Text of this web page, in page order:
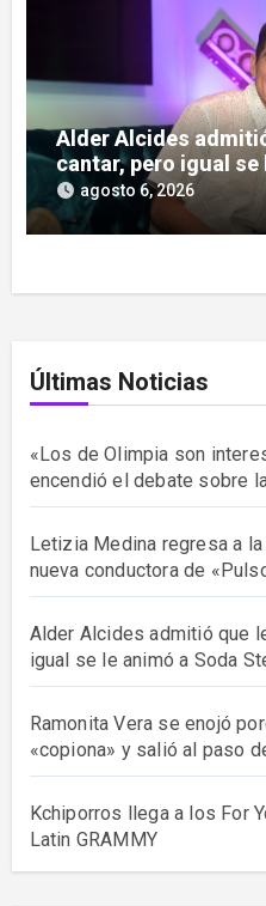
Alder Alcides
cantar, pero igual se
Stereo
agosto 6, 2026
Últimas Noticias
«Los de Olimpia son
encendió el debate sobre
Letizia Medina regresa a
nueva conductora de
Alder Alcides admitió que
igual se le animó a Soda
Ramonita Vera se enojó
«copiona» y salió al paso
Kchiporros llega a los For
Latin GRAMMY